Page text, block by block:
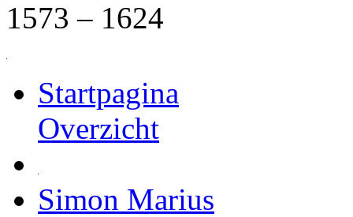
1573 – 1624
Startpagina
Overzicht
Simon Marius